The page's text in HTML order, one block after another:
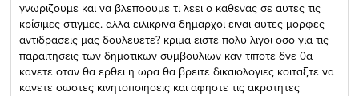
γνωριζουμε και να βλεποουμε τι λεει ο καθενας σε αυτες τις
κρίσιμες στιγμες. αλλα ειλικρινα δημαρχοι ειναι αυτες μορφες
αντιδρασεις μας δουλευετε? κριμα ειστε πολυ λιγοι οσο για τις
παραιτησεις των δημοτικων συμβουλιων καν τιποτε δνε θα
κανετε οταν θα ερθει η ωρα θα βρειτε δικαιολογιες κοιταξτε να
κανετε σωστες κινητοποιησεις και αφηστε τις ακροτητες